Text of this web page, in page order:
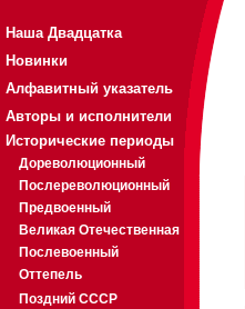
Наша Двадцатка
Новинки
Алфавитный указатель
Авторы и исполнители
Исторические периоды
Дореволюционный
Послереволюционный
Предвоенный
Великая Отечественная
Послевоенный
Оттепель
Поздний СССР